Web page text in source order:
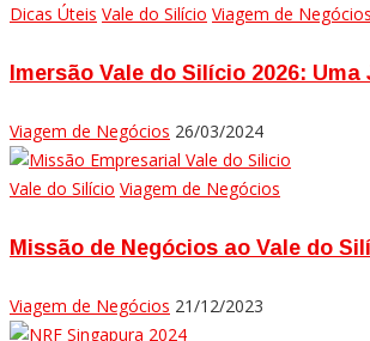
Dicas Úteis Vale do Silício Viagem de Negócios
Imersão Vale do Silício 2026: Uma
Viagem de Negócios 26/03/2024
Vale do Silício Viagem de Negócios
Missão de Negócios ao Vale do
Viagem de Negócios 21/12/2023